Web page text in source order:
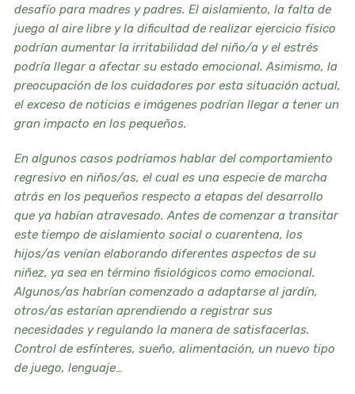
desafío para madres y padres. El aislamiento, la falta de
juego al aire libre y la dificultad de realizar ejercicio físico
podrían aumentar la irritabilidad del niño/a y el estrés
podría llegar a afectar su estado emocional. Asimismo, la
preocupación de los cuidadores por esta situación actual,
el exceso de noticias e imágenes podrían llegar a tener un
gran impacto en los pequeños.
En algunos casos podríamos hablar del comportamiento
regresivo en niños/as, el cual es una especie de marcha
atrás en los pequeños respecto a etapas del desarrollo
que ya habían atravesado. Antes de comenzar a transitar
este tiempo de aislamiento social o cuarentena, los
hijos/as venían elaborando diferentes aspectos de su
niñez, ya sea en término fisiológicos como emocional.
Algunos/as habrían comenzado a adaptarse al jardín,
otros/as estarían aprendiendo a registrar sus
necesidades y regulando la manera de satisfacerlas.
Control de esfínteres, sueño, alimentación, un nuevo tipo
de juego, lenguaje…